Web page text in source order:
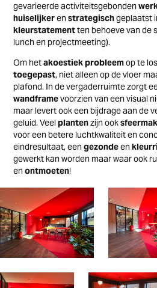
gevarieerdeactiviteitsgebonden
huiselijkerenstrategischgeplaatst
kleurstatementten behoeve van de
lunch en projectmeeting).
Om hetakoestiek probleemop te
toegepast, niet alleen op de vloer
plafond. In de vergaderruimte zorgt
wandframevoorzien van een visual
maar levert ook een bijdrage aan de
geluid.Veelplantenzijn ook
voor een betere luchtkwaliteit en
eindresultaat, eengezondeen
gewerkt kan worden maar waar ook
enontmoeten!